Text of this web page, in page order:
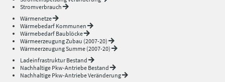
Stromverbrauch
Wärmenetze
Wärmebedarf Kommunen
Wärmebedarf Baublöcke
Wärmeerzeugung Zubau (2007-20)
Wärmeerzeugung Summe (2007-20)
Ladeinfrastruktur Bestand
Nachhaltige Pkw-Antriebe Bestand
Nachhaltige Pkw-Antriebe Veränderung